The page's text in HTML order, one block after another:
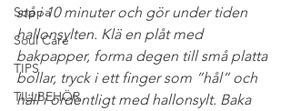
Soppa
Soul Care
TIPS
TILLBEHÖR
stå i 10 minuter och gör under tiden
hallonsylten. Klä en plåt med
bakpapper, forma degen till små platta
bollar, tryck i ett finger som ”hål” och
häll i ordentligt med hallonsylt. Baka